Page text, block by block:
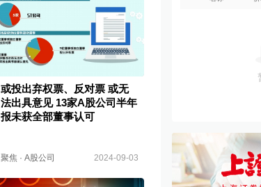
或投出弃权票、反对票 或无
法出具意见 13家A股公司半年
报未获全部董事认可
聚焦 · A股公司 2024-09-03